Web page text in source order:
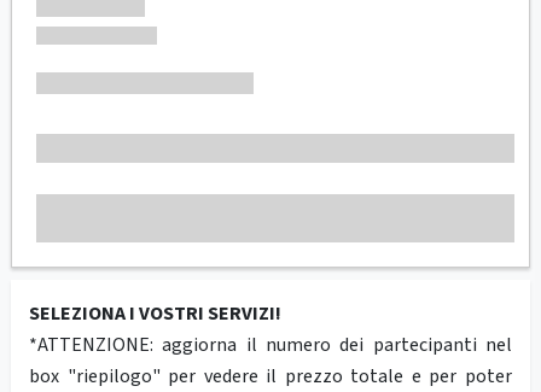
SELEZIONA I VOSTRI SERVIZI!
*ATTENZIONE: aggiorna il numero dei partecipanti nel
box "riepilogo" per vedere il prezzo totale e per poter